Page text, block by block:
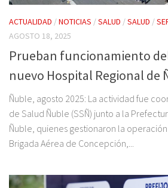
ACTUALIDAD /NOTICIAS /SALUD /SALUD /
AGOSTO 18, 2025
Prueban funcionamiento
nuevo Hospital Regional de
Ñuble, agosto 2025: La actividad fue
de Salud Ñuble (SSÑ) junto a la
Ñuble, quienes gestionaron la
Brigada Aérea de Concepción,...